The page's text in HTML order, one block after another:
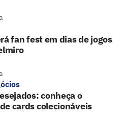
fan fest em dias de jogos
conheça o
cards colecionáveis